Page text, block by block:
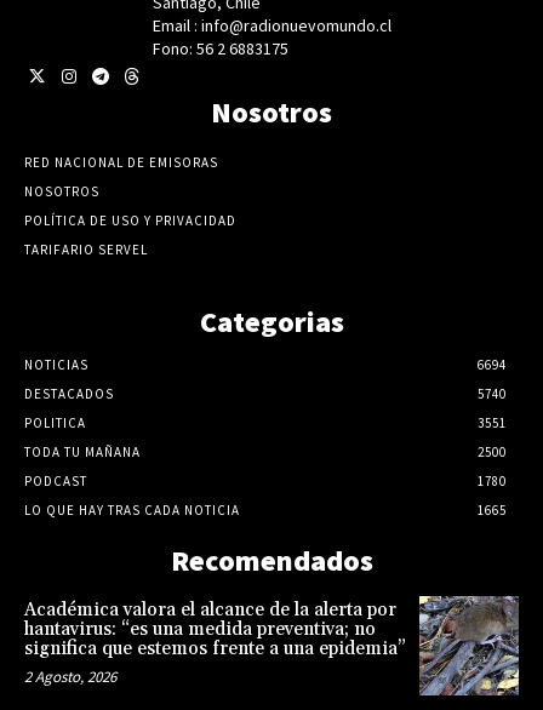
Email : info@radionuevomundo.cl
Fono: 56 2 6883175
Nosotros
RED NACIONAL DE EMISORAS
NOSOTROS
POLÍTICA DE USO Y PRIVACIDAD
TARIFARIO SERVEL
Categorias
NOTICIAS
6694
DESTACADOS
5740
POLITICA
3551
TODA TU MAÑANA
2500
PODCAST
1780
LO QUE HAY TRAS CADA NOTICIA
1665
Recomendados
Académica valora el alcance de la alerta por
hantavirus: “es una medida preventiva; no
significa que estemos frente a una epidemia”
2 Agosto, 2026